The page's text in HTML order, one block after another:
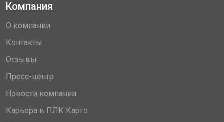
Компания
О компании
Контакты
Отзывы
Пресс-центр
Новости компании
Карьера в ПЛК Карго